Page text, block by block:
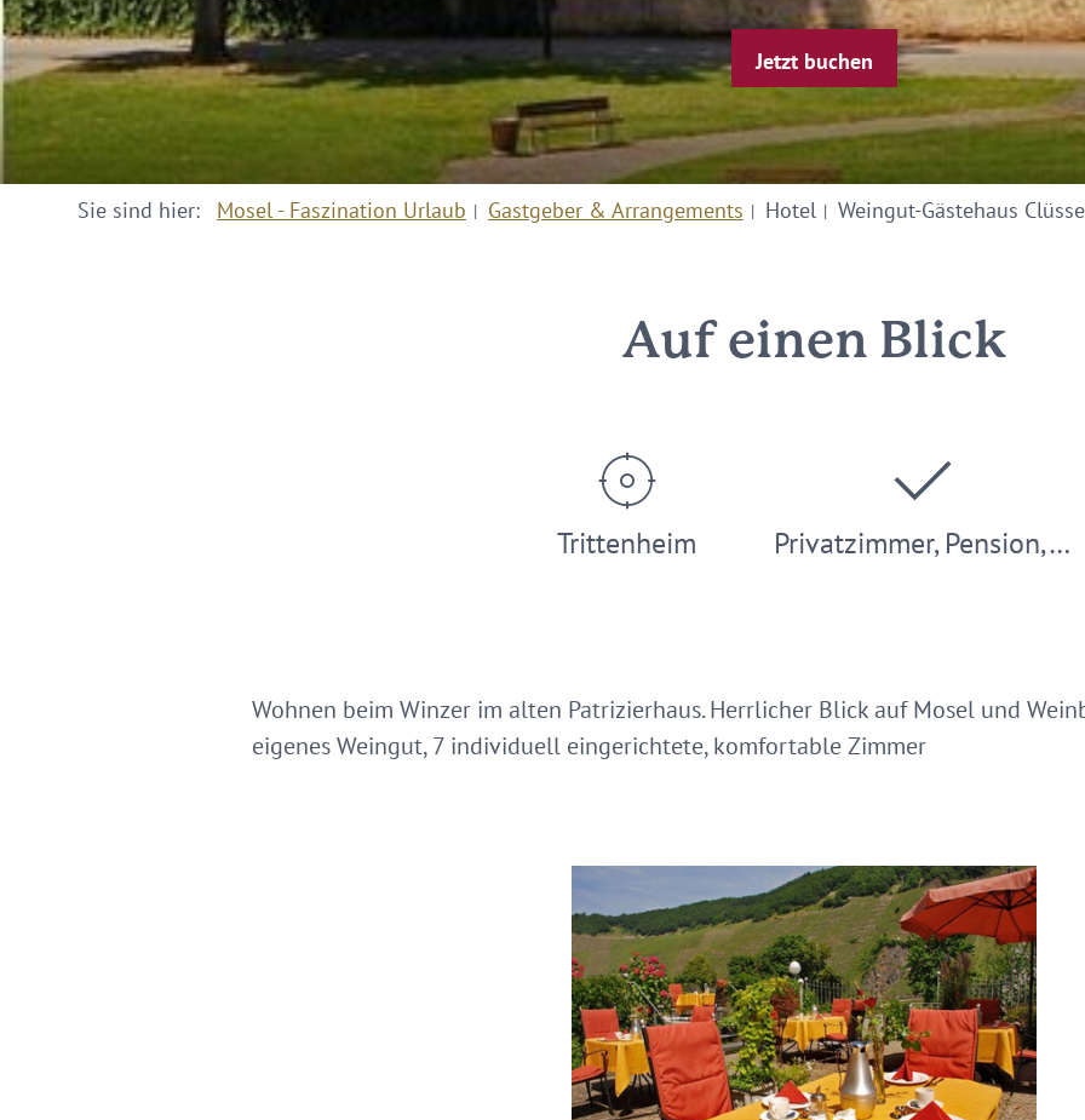
Jetzt buchen
Sie sind hier: Mosel - Faszination Urlaub Gastgeber & Arrangements Hotel Weingut-Gästehaus
Auf einen Blick
Trittenheim Privatzimmer, Pension,…
Wohnen beim Winzer im alten Patrizierhaus. Herrlicher Blick auf Mosel und
eigenes Weingut, 7 individuell eingerichtete, komfortable Zimmer